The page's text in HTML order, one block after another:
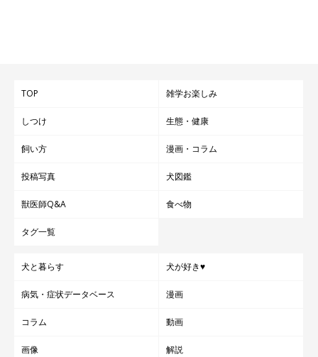
「丸くて可愛い」というコメントが多数！
上記以外にも、数多くのコメントをいただきましたが、とくに
「丸くて可愛い」「可愛い系の顔が好き」「優しそう」といった
しれませんね。
では、きつね顔の柴犬を選んだみなさんの理由も見ていきましょ
う！
TOP 雑学お楽しみ
しつけ 生態・健康
飼い方 漫画・コラム
投稿写真 犬図鑑
獣医師Q&A 食べ物
タグ一覧
犬と暮らす 犬が好き♥
病気・症状データベース 漫画
コラム 動画
画像 解説